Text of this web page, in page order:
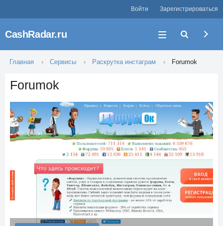
Войти Зарегистрироваться
CashRadar.ru
Главная Сервисы Раскрутка инстаграм Forumok
Forumok